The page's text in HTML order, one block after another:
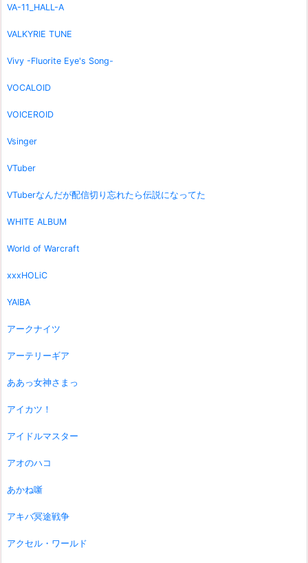
VA-11_HALL-A
VALKYRIE TUNE
Vivy -Fluorite Eye's Song-
VOCALOID
VOICEROID
Vsinger
VTuber
VTuberなんだが配信切り忘れたら伝説になってた
WHITE ALBUM
World of Warcraft
xxxHOLiC
YAIBA
アークナイツ
アーテリーギア
ああっ女神さまっ
アイカツ！
アイドルマスター
アオのハコ
あかね噺
アキバ冥途戦争
アクセル・ワールド